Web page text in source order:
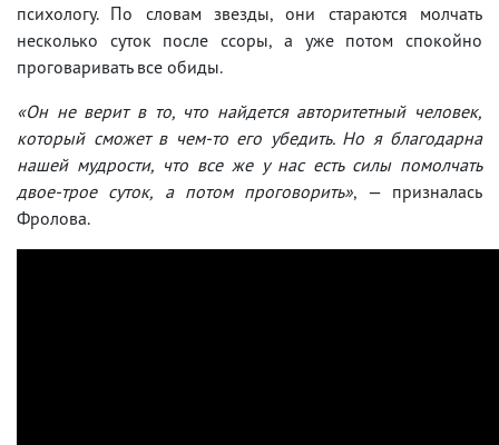
психологу. По словам звезды, они стараются молчать
несколько суток после ссоры, а уже потом спокойно
проговаривать все обиды.
«Он не верит в то, что найдется авторитетный человек,
который сможет в чем-то его убедить. Но я благодарна
нашей мудрости, что все же у нас есть силы помолчать
двое-трое суток, а потом проговорить», — призналась
Фролова.